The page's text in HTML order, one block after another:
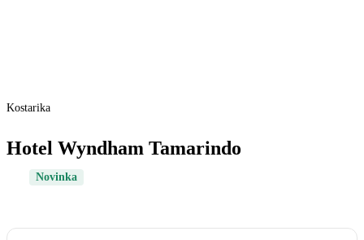
Kostarika
Hotel Wyndham Tamarindo
Novinka